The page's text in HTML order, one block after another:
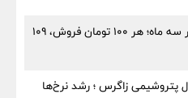
زیان ۲۲.۵ همتی ایران‌خودرو در سه ماه؛ هر ۱۰۰ تومان فروش، ۱۰۹
پتروشیمی زاگرس ؛ رشد نرخ‌ها